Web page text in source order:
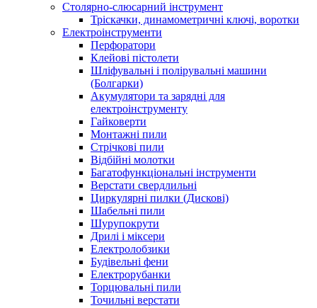
Столярно-слюсарний інструмент
Тріскачки, динамометричні ключі, воротки
Електроінструменти
Перфоратори
Клейові пістолети
Шліфувальні і полірувальні машини
(Болгарки)
Акумулятори та зарядні для
електроінструменту
Гайковерти
Монтажні пили
Стрічкові пили
Відбійні молотки
Багатофункціональні інструменти
Верстати свердлильні
Циркулярні пилки (Дискові)
Шабельні пили
Шурупокрути
Дрилі і міксери
Електролобзики
Будівельні фени
Електрорубанки
Торцювальні пили
Точильні верстати